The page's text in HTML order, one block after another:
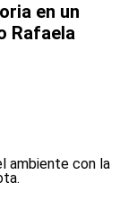
en un
Rafaela